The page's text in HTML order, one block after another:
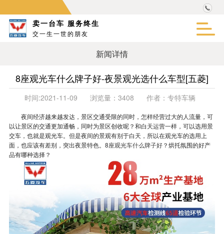
卖一台车 服务终生
交一生一世的朋友
新闻详情
8座观光车什么牌子好-夜景观光选什么车型[五菱]
时间:2021-11-09 浏览量： 3408 作者： 专特车辆
夜间经济越来越发达，景区交通受限的同时，怎样经营过大的人流量，可
以让景区的交通更加通畅，同时为景区创收呢？和白天运营一样，可以选用景
交车，也就是观光车。但是夜间的景观有别于白天，所以在观光车的选用上
面，也应该有差别，突出夜景特色。 8座观光车什么牌子好？烘托氛围的好产
品有哪种选择？